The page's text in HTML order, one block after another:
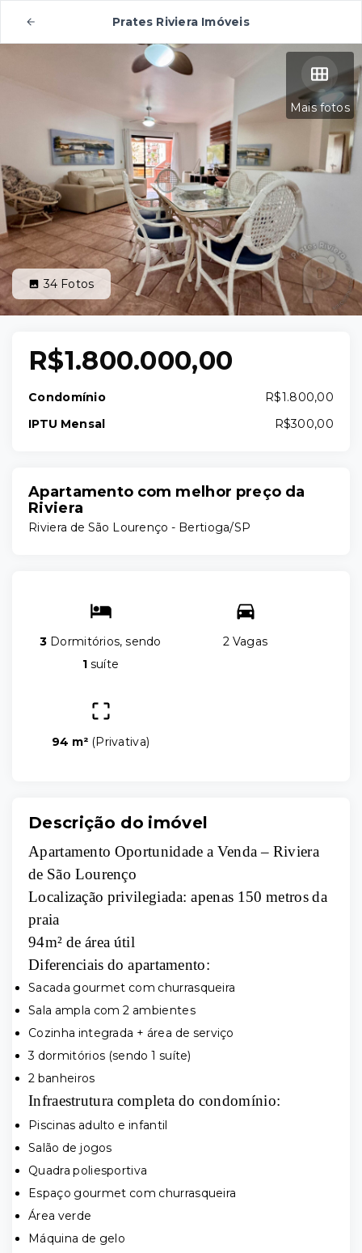
Prates Riviera Imóveis
Mais fotos
34 Fotos
R$1.800.000,00
Condomínio
R$1.800,00
IPTU Mensal
R$300,00
Apartamento com melhor preço da
Riviera
Riviera de São Lourenço - Bertioga/SP
3 Dormitórios, sendo
1 suíte
2 Vagas
94 m² (Privativa)
Descrição do imóvel
Apartamento Oportunidade a Venda – Riviera
de São Lourenço
Localização privilegiada: apenas 150 metros da
praia
94m² de área útil
Diferenciais do apartamento:
Sacada gourmet com churrasqueira
Sala ampla com 2 ambientes
Cozinha integrada + área de serviço
3 dormitórios (sendo 1 suíte)
2 banheiros
Infraestrutura completa do condomínio:
Piscinas adulto e infantil
Salão de jogos
Quadra poliesportiva
Espaço gourmet com churrasqueira
Área verde
Máquina de gelo